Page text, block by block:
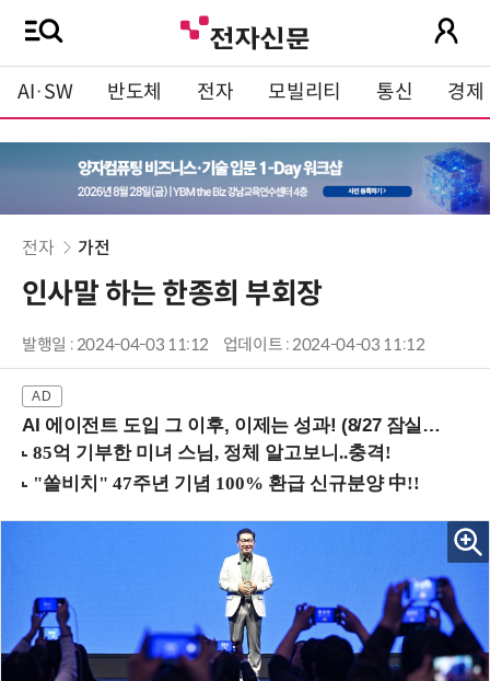
AI·SW 반도체 전자 모빌리티 통신 경제
전자 가전
인사말 하는 한종희 부회장
발행일 : 2024-04-03 11:12 업데이트 : 2024-04-03 11:12
AI 에이전트 도입 그 이후, 이제는 성과! (8/27 잠실역)